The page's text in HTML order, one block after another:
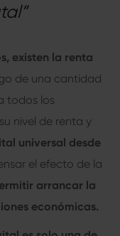
existen la renta
de una cantidad
todos los
nivel de renta y
universal desde
el efecto de la
arrancar la
económicas.